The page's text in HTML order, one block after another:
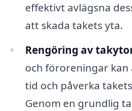
effektivt avlägsna
att skada takets yta.
Rengöring av
och föroreningar kan
tid och påverka
Genom en grundlig